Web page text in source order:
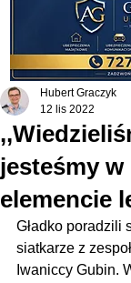
jesteśmy w
elemencie
Hubert Graczyk
12 lis 2022
Gładko poradzili
siatkarze z
Iwaniccy Gubin.